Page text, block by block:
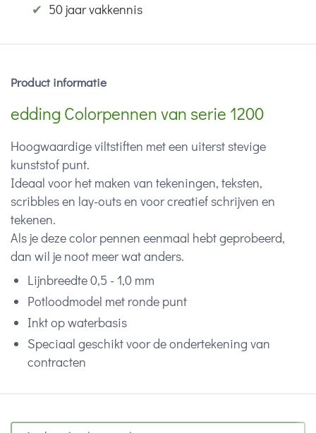
✔ 50 jaar vakkennis
Product informatie
edding Colorpennen van serie 1200
Hoogwaardige viltstiften met een uiterst stevige
kunststof punt.
Ideaal voor het maken van tekeningen, teksten,
scribbles en lay-outs en voor creatief schrijven en
tekenen.
Als je deze color pennen eenmaal hebt geprobeerd,
dan wil je noot meer wat anders.
Lijnbreedte 0,5 - 1,0 mm
Potloodmodel met ronde punt
Inkt op waterbasis
Speciaal geschikt voor de ondertekening van
contracten